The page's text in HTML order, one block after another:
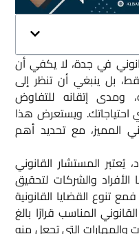
في جدة، لا يكفي أن
بل ينبغي أن تنظر إلى
ومدى إتقانه للتفاوض
احتياجاتك. ويستعرض هذا
المميز، مع تحديد أهم
يُعتبر المستشار القانوني
الأفراد والشركات لتحقيق
تنوع القضايا القانونية
المناسب قرارًا بالغ
والمهارات التي تجعل منه